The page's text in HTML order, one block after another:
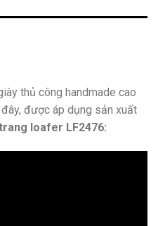
thủ công handmade cao
được áp dụng sản xuất
loafer LF2476: